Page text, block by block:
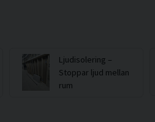
Ljudisolering –
Stoppar ljud mellan
rum